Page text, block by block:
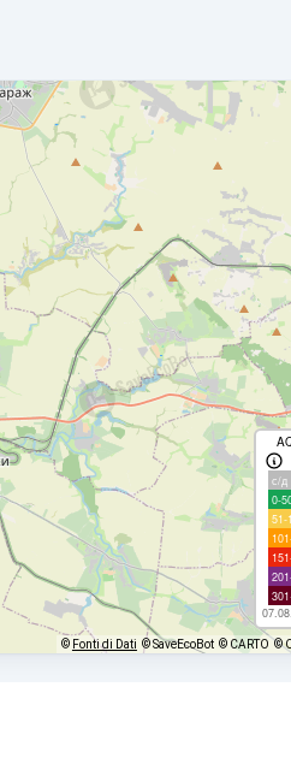
с/д
0-
51-
© Fonti di Dati © SaveEcoBot © CARTO ©